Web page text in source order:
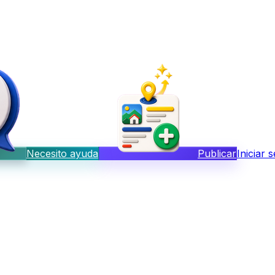
Necesito ayuda PublicarIniciar